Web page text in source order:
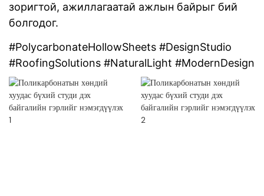
зоригтой, ажиллагаатай ажлын байрыг бий
болгодог.
#PolycarbonateHollowSheets #DesignStudio
#RoofingSolutions #NaturalLight #ModernDesign